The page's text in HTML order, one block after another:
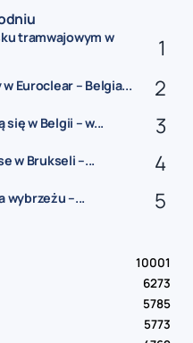
tramwajowym w
Euroclear – Belgia...
w Belgii – w...
w Brukseli –...
wybrzeżu –...
10001
6273
5785
5773